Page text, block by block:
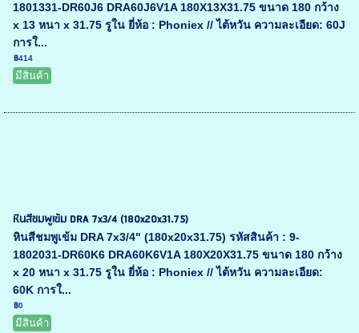
1801331-DR60J6 DRA60J6V1A 180X13X31.75 ขนาด 180 กว้าง
x 13 หนา x 31.75 รูใน ยี่ห้อ : Phoniex // ไต้หวัน ความละเอียด: 60J
การใ...
฿414
มีสินค้า
หินสีชมพูเข้ม DRA 7x3/4 (180x20x31.75)
หินสีชมพูเข้ม DRA 7x3/4" (180x20x31.75) รหัสสินค้า : 9-
1802031-DR60K6 DRA60K6V1A 180X20X31.75 ขนาด 180 กว้าง
x 20 หนา x 31.75 รูใน ยี่ห้อ : Phoniex // ไต้หวัน ความละเอียด:
60K การใ...
฿0
มีสินค้า